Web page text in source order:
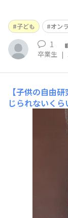
子ども オン
1
卒業生 |
【子供の自由
じられないく
テーマにして
DAISOの凄い
球儀」（300
チロールの太
組み立てるだ